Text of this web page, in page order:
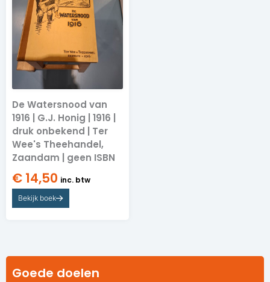
De Watersnood van
1916 | G.J. Honig | 1916 |
druk onbekend | Ter
Wee's Theehandel,
Zaandam | geen ISBN
€ 14,50 inc. btw
Bekijk boek
Goede doelen